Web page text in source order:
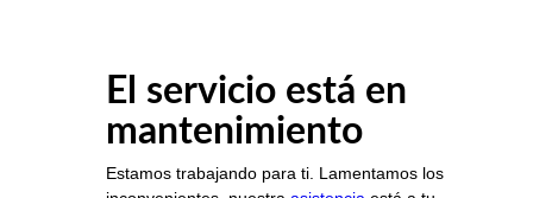
El servicio está en
mantenimiento
Estamos trabajando para ti. Lamentamos los